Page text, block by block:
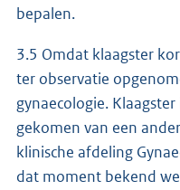
bepalen.
3.5 Omdat klaagster
ter observatie
gynaecologie.
gekomen van een
klinische afdeling
dat moment bekend